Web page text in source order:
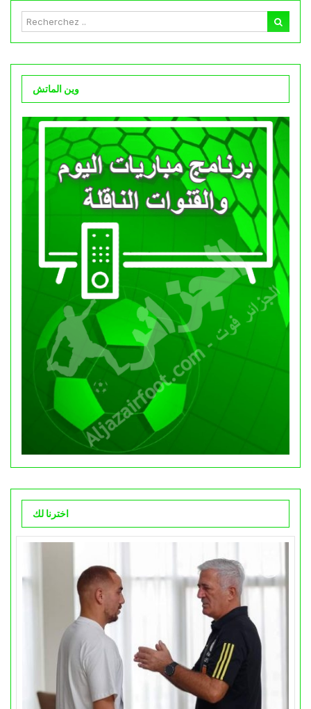
وين الماتش
اخترنا لك